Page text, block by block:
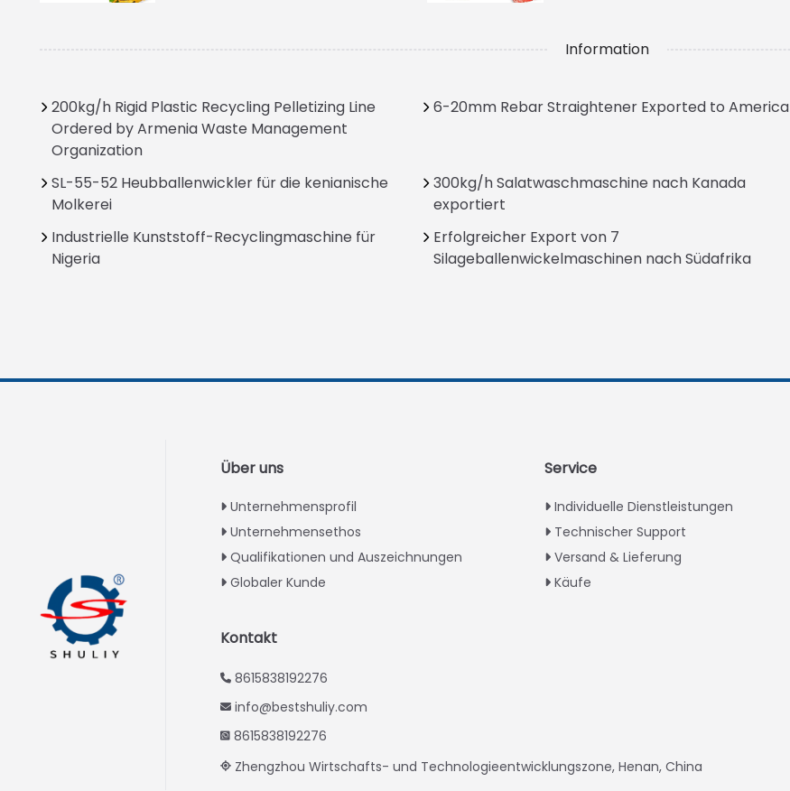
Information
200kg/h Rigid Plastic Recycling Pelletizing Line
Ordered by Armenia Waste Management
Organization
6-20mm Rebar Straightener Exported to America
SL-55-52 Heubballenwickler für die kenianische
Molkerei
300kg/h Salatwaschmaschine nach Kanada
exportiert
Industrielle Kunststoff-Recyclingmaschine für
Nigeria
Erfolgreicher Export von 7
Silageballenwickelmaschinen nach Südafrika
Über uns
Unternehmensprofil
Unternehmensethos
Qualifikationen und Auszeichnungen
Globaler Kunde
Service
Individuelle Dienstleistungen
Technischer Support
Versand & Lieferung
Käufe
Kontakt
8615838192276
info@bestshuliy.com
8615838192276
Zhengzhou Wirtschafts- und Technologieentwicklungszone, Henan, China